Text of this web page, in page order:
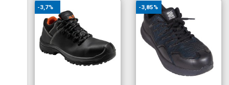
-3,7% -3,85%